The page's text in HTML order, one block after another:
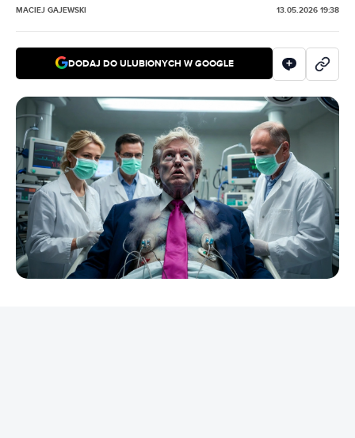
MACIEJ GAJEWSKI 13.05.2026 19:38
DODAJ DO ULUBIONYCH W GOOGLE